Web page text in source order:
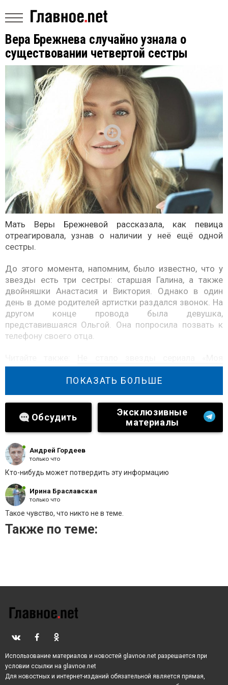
Вера Брежнева случайно узнала о
существовании четвертой сестры
Мать Веры Брежневой рассказала, как певица
отреагировала, узнав о наличии у неё ещё одной
сестры.
До этого момента, напомним, было известно, что у
звезды есть три сестры: старшая Галина, а также
двойняшки Анастасия и Виктория. Однако в один
день в доме родителей артистки раздался звонок. На
другом конце провода была девушка,
представившаяся Ольгой. Она попросила позвать к
телефону своего отца.
прекрасная няня»
позвонила!». Она расплакалась: «А я думала, вы
бросите трубку»», — рассказала Тамара Витальевна
журналистам.
По словам женщины, Вера была чрезвычайно рада
узнать, что у неё, оказывается, есть еще одна сестра.
Как выяснилось, Ольга родилась от отца Брежневой
замужем и живет в Краснодаре.
ПОКАЗАТЬ БОЛЬШЕ
Обсудить
Эксклюзивные
материалы
Ирина Браславская
только что
Такое чувство, что никто не в теме.
Андрей Гордеев
только что
Кто-нибудь может потвердить эту информацию
Также по теме:
Использование материалов и новостей glavnoe.net разрешается при
условии ссылки на glavnoe.net
Для новостных и интернет-изданий обязательной является прямая,